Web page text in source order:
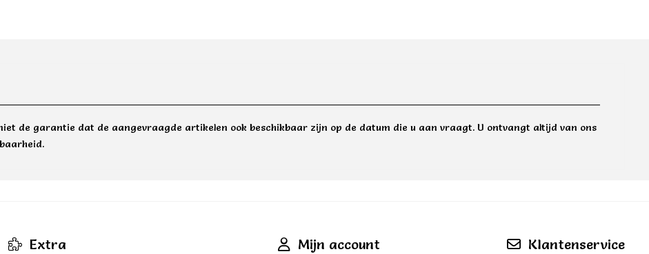
de garantie dat de aangevraagde artikelen ook beschikbaar zijn op de datum die u aan vraagt. U ontvangt altijd van ons
Extra Mijn account Klantenservice